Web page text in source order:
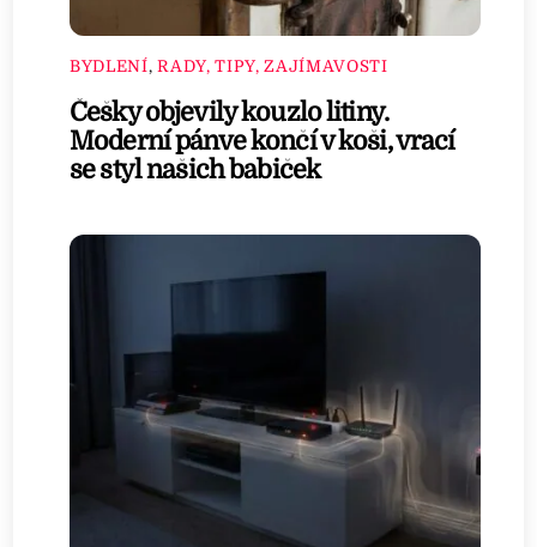
BYDLENÍ,RADY, TIPY, ZAJÍMAVOSTI
Češky objevily kouzlo litiny.
Moderní pánve končí v koši, vrací
se styl našich babiček